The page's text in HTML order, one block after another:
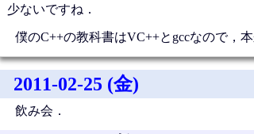
少ないですね．
僕のC++の教科書はVC++とgccなので，
2011-02-25 (金)
飲み会．